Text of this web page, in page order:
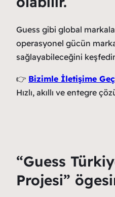
Guess gibi global
operasyonel gücün
sağlayabileceğini
👉 Bizimle İletişime
Hızlı, akıllı ve entegre
“Guess
Projesi”